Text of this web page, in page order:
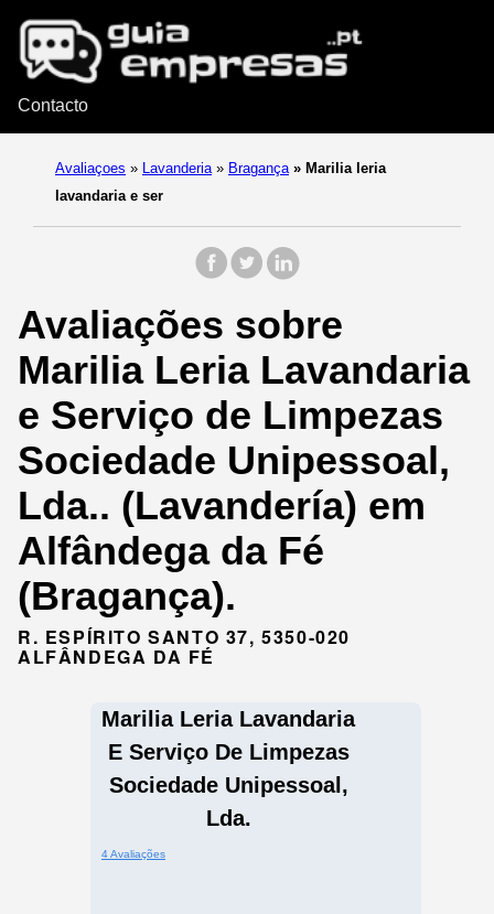
Contacto
Avaliaçoes » Lavanderia » Bragança » Marilia leria
lavandaria e ser
Avaliações sobre
Marilia Leria Lavandaria
e Serviço de Limpezas
Sociedade Unipessoal,
Lda.. (Lavandería) em
Alfândega da Fé
(Bragança).
R. ESPÍRITO SANTO 37, 5350-020
ALFÂNDEGA DA FÉ
Marilia Leria Lavandaria
E Serviço De Limpezas
Sociedade Unipessoal,
Lda.
4 Avaliações